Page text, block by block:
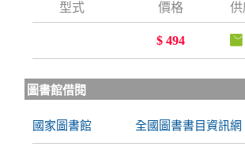
型式 價格 供
$ 494
圖書館借閱
國家圖書館 全國圖書書目資訊網